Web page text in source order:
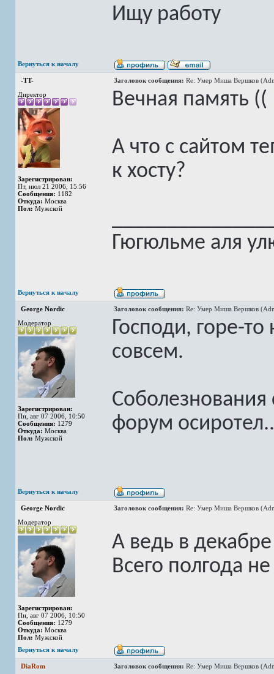
Ищу работу
Вернуться к началу
-TT- Заголовок сообщения: Re: Умер Миша Вершков
Директор
Зарегистрирован:
Пт, июл 21 2006, 15:56
Сообщения: 1182
Откуда: Москва
Пол: Мужской
Вечная память ((
А что с сайтом
к хосту?
Гюгюльме аля
Вернуться к началу
George Nordic Заголовок сообщения: Re: Умер Миша Вершков
Модератор
Зарегистрирован:
Пн, авг 07 2006, 10:50
Сообщения: 1279
Откуда: Москва
Пол: Мужской
Господи, горе-
совсем.
форум
Вернуться к началу
George Nordic Заголовок сообщения: Re: Умер Миша Вершков
Модератор
Зарегистрирован:
Пн, авг 07 2006, 10:50
Сообщения: 1279
Откуда: Москва
Пол: Мужской
А ведь в
Всего полгода
Вернуться к началу
DiaRom Заголовок сообщения: Re: Умер Миша Вершков